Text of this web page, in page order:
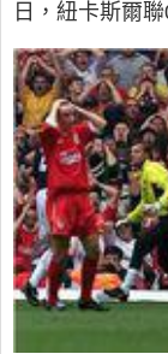
日，紐卡斯爾